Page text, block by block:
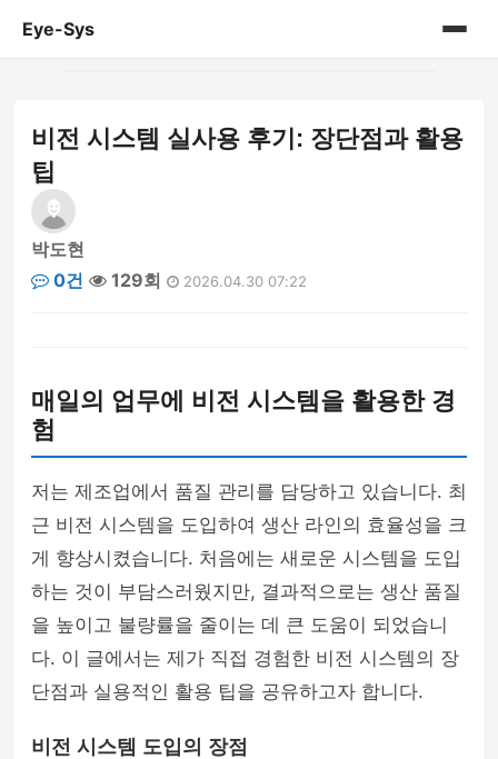
Eye-Sys
게시판
비전 시스템 실사용 후기: 장단점과 활용
팁
박도현
0건
129회 2026.04.30 07:22
매일의 업무에 비전 시스템을 활용한 경
험
저는 제조업에서 품질 관리를 담당하고 있습니다. 최
근 비전 시스템을 도입하여 생산 라인의 효율성을 크
게 향상시켰습니다. 처음에는 새로운 시스템을 도입
하는 것이 부담스러웠지만, 결과적으로는 생산 품질
을 높이고 불량률을 줄이는 데 큰 도움이 되었습니
다. 이 글에서는 제가 직접 경험한 비전 시스템의 장
단점과 실용적인 활용 팁을 공유하고자 합니다.
비전 시스템 도입의 장점